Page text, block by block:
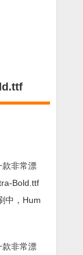
款非常漂
Bold.ttf
中，Hum
款非常漂